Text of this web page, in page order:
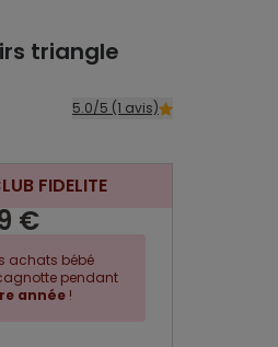
triangle
5.0/5 (1 avis)
FIDELITE
€
achats bébé
pendant
année !